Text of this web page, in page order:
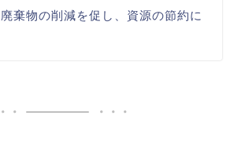
棄物の削減を促し、資源の節約に